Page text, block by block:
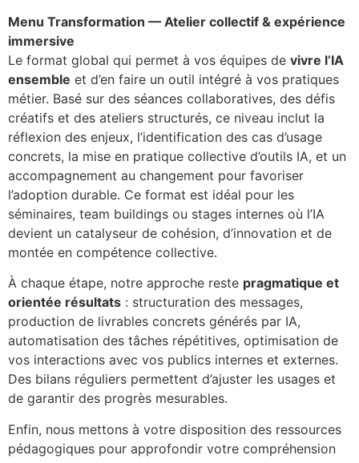
Menu Transformation — Atelier collectif & expérience
immersive
Le format global qui permet à vos équipes de vivre l’IA
ensemble et d’en faire un outil intégré à vos pratiques
métier. Basé sur des séances collaboratives, des défis
créatifs et des ateliers structurés, ce niveau inclut la
réflexion des enjeux, l’identification des cas d’usage
concrets, la mise en pratique collective d’outils IA, et un
accompagnement au changement pour favoriser
l’adoption durable. Ce format est idéal pour les
séminaires, team buildings ou stages internes où l’IA
devient un catalyseur de cohésion, d’innovation et de
montée en compétence collective.
À chaque étape, notre approche reste pragmatique et
orientée résultats : structuration des messages,
production de livrables concrets générés par IA,
automatisation des tâches répétitives, optimisation de
vos interactions avec vos publics internes et externes.
Des bilans réguliers permettent d’ajuster les usages et
de garantir des progrès mesurables.
Enfin, nous mettons à votre disposition des ressources
pédagogiques pour approfondir votre compréhension